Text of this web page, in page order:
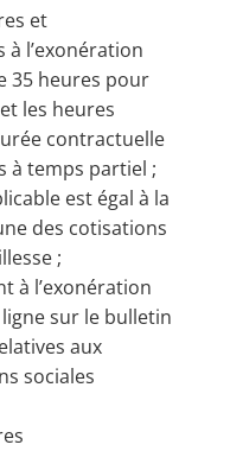
et
l’exonération
35 heures pour
les heures
contractuelle
à temps partiel ;
est égal à la
des cotisations
;
à l’exonération
sur le bulletin
aux
sociales